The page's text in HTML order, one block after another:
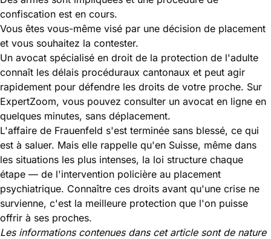
confiscation est en cours.
Vous êtes vous-même visé par une décision de placement
et vous souhaitez la contester.
Un avocat spécialisé en droit de la protection de l'adulte
connaît les délais procéduraux cantonaux et peut agir
rapidement pour défendre les droits de votre proche. Sur
ExpertZoom, vous pouvez consulter un avocat en ligne en
quelques minutes, sans déplacement.
L'affaire de Frauenfeld s'est terminée sans blessé, ce qui
est à saluer. Mais elle rappelle qu'en Suisse, même dans
les situations les plus intenses, la loi structure chaque
étape — de l'intervention policière au placement
psychiatrique. Connaître ces droits avant qu'une crise ne
survienne, c'est la meilleure protection que l'on puisse
offrir à ses proches.
Les informations contenues dans cet article sont de nature